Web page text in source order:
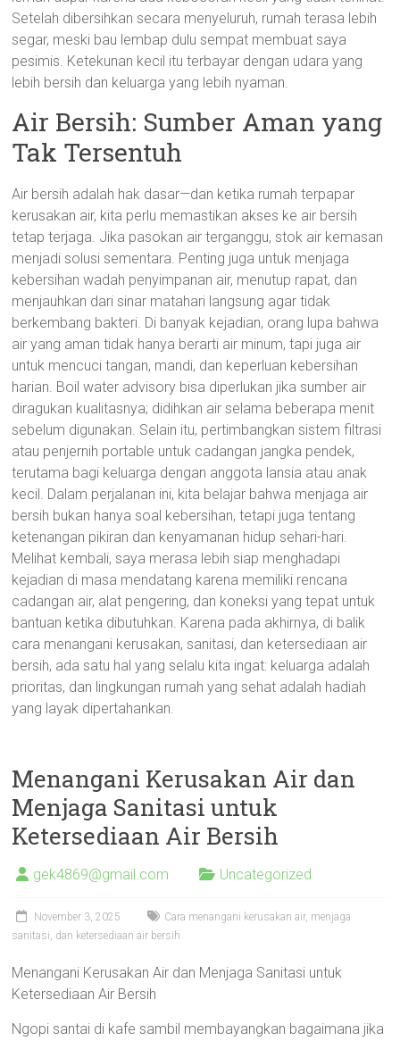
Setelah dibersihkan secara menyeluruh, rumah terasa lebih
segar, meski bau lembap dulu sempat membuat saya
pesimis. Ketekunan kecil itu terbayar dengan udara yang
lebih bersih dan keluarga yang lebih nyaman.
Air Bersih: Sumber Aman yang
Tak Tersentuh
Air bersih adalah hak dasar—dan ketika rumah terpapar
kerusakan air, kita perlu memastikan akses ke air bersih
tetap terjaga. Jika pasokan air terganggu, stok air kemasan
menjadi solusi sementara. Penting juga untuk menjaga
kebersihan wadah penyimpanan air, menutup rapat, dan
menjauhkan dari sinar matahari langsung agar tidak
berkembang bakteri. Di banyak kejadian, orang lupa bahwa
air yang aman tidak hanya berarti air minum, tapi juga air
untuk mencuci tangan, mandi, dan keperluan kebersihan
harian. Boil water advisory bisa diperlukan jika sumber air
diragukan kualitasnya; didihkan air selama beberapa menit
sebelum digunakan. Selain itu, pertimbangkan sistem filtrasi
atau penjernih portable untuk cadangan jangka pendek,
terutama bagi keluarga dengan anggota lansia atau anak
kecil. Dalam perjalanan ini, kita belajar bahwa menjaga air
bersih bukan hanya soal kebersihan, tetapi juga tentang
ketenangan pikiran dan kenyamanan hidup sehari-hari.
Melihat kembali, saya merasa lebih siap menghadapi
kejadian di masa mendatang karena memiliki rencana
cadangan air, alat pengering, dan koneksi yang tepat untuk
bantuan ketika dibutuhkan. Karena pada akhirnya, di balik
cara menangani kerusakan, sanitasi, dan ketersediaan air
bersih, ada satu hal yang selalu kita ingat: keluarga adalah
prioritas, dan lingkungan rumah yang sehat adalah hadiah
yang layak dipertahankan.
Menangani Kerusakan Air dan
Menjaga Sanitasi untuk
Ketersediaan Air Bersih
gek4869@gmail.com Uncategorized
November 3, 2025
Cara menangani kerusakan air, menjaga
sanitasi, dan ketersediaan air bersih
Menangani Kerusakan Air dan Menjaga Sanitasi untuk
Ketersediaan Air Bersih
Ngopi santai di kafe sambil membayangkan bagaimana jika